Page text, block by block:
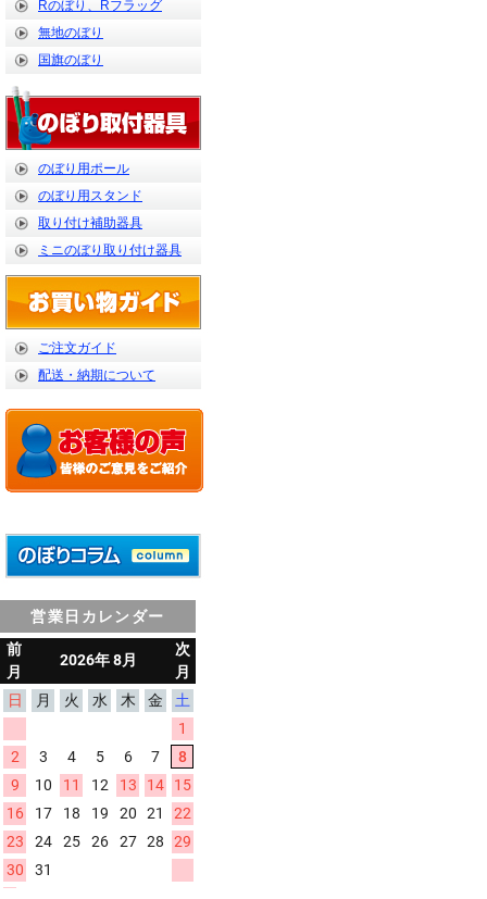
Rのぼり、Rフラッグ
無地のぼり
国旗のぼり
のぼり用ポール
のぼり用スタンド
取り付け補助器具
ミニのぼり取り付け器具
ご注文ガイド
配送・納期について
営業日カレンダー